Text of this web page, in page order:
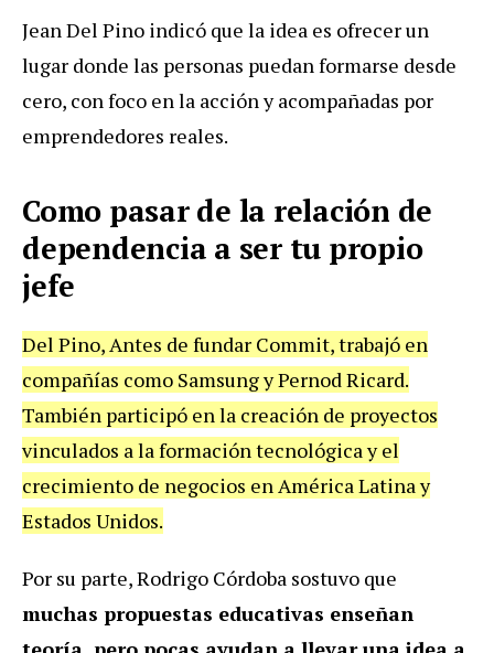
Jean Del Pino indicó que la idea es ofrecer un
lugar donde las personas puedan formarse desde
cero, con foco en la acción y acompañadas por
emprendedores reales.
Como pasar de la relación de
dependencia a ser tu propio
jefe
Del Pino, Antes de fundar Commit, trabajó en
compañías como Samsung y Pernod Ricard.
También participó en la creación de proyectos
vinculados a la formación tecnológica y el
crecimiento de negocios en América Latina y
Estados Unidos.
Por su parte, Rodrigo Córdoba sostuvo que
muchas propuestas educativas enseñan